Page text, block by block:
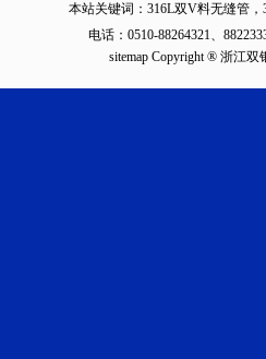
本站关键词： 316L双V料无缝管 ，
电话：0510-88264321、
sitemapCopyright ® 浙江双